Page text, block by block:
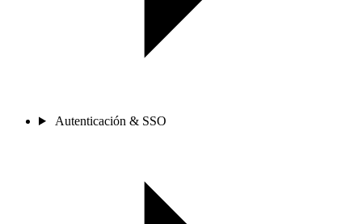
Autenticación & SSO